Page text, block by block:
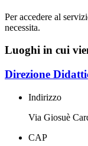
Per accedere al
necessita.
Luoghi in cui
Direzione
Indirizzo
Via Giosuè
CAP